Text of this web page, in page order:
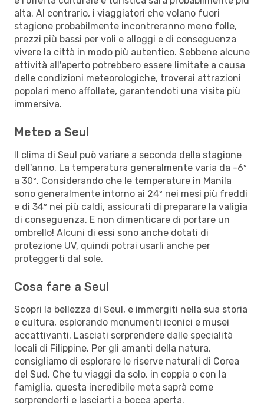
alta. Al contrario, i viaggiatori che volano fuori
stagione probabilmente incontreranno meno folle,
prezzi più bassi per voli e alloggi e di conseguenza
vivere la città in modo più autentico. Sebbene alcune
attività all'aperto potrebbero essere limitate a causa
delle condizioni meteorologiche, troverai attrazioni
popolari meno affollate, garantendoti una visita più
immersiva.
Meteo a Seul
Il clima di Seul può variare a seconda della stagione
dell'anno. La temperatura generalmente varia da -6º
a 30º. Considerando che le temperature in Manila
sono generalmente intorno ai 24º nei mesi più freddi
e di 34º nei più caldi, assicurati di preparare la valigia
di conseguenza. E non dimenticare di portare un
ombrello! Alcuni di essi sono anche dotati di
protezione UV, quindi potrai usarli anche per
proteggerti dal sole.
Cosa fare a Seul
Scopri la bellezza di Seul, e immergiti nella sua storia
e cultura, esplorando monumenti iconici e musei
accattivanti. Lasciati sorprendere dalle specialità
locali di Filippine. Per gli amanti della natura,
consigliamo di esplorare le riserve naturali di Corea
del Sud. Che tu viaggi da solo, in coppia o con la
famiglia, questa incredibile meta saprà come
sorprenderti e lasciarti a bocca aperta.